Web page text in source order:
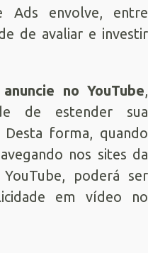
Ads envolve, entre
de avaliar e investir
anuncie no YouTube,
de estender sua
forma, quando
nos sites da
poderá ser
em vídeo no